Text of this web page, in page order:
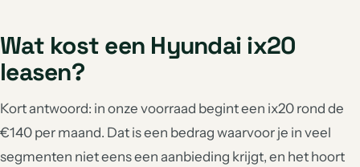
Wat kost een Hyundai ix20
leasen?
Kort antwoord: in onze voorraad begint een ix20 rond de
€140 per maand. Dat is een bedrag waarvoor je in veel
segmenten niet eens een aanbieding krijgt, en het hoort